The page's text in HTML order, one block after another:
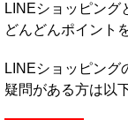
LINEショッピング
どんどんポイント
LINEショッピング
疑問がある方は以